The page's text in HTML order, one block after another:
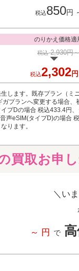
税込850円
のりかえ価格適
税込2,930円
税込2,302円
します。既存プラン（
プランへ変更する場合、
プDの場合 税込433.4円
声eSIM(タイプD)の場合
ります。
買取お申
＼い
～ 円 で